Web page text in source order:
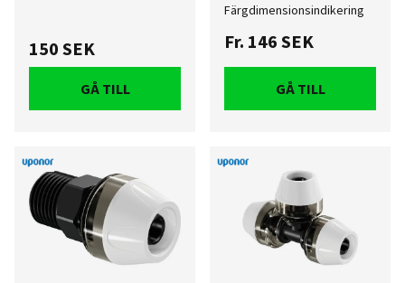
150 SEK
GÅ TILL
Färgdimensionsindikering
Fr. 146 SEK
GÅ TILL